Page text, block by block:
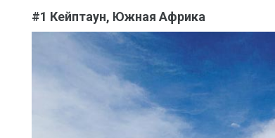
#1 Кейптаун, Южная Африка